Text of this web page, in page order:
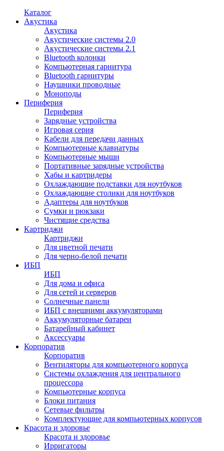
Каталог
Акустика
Акустика
Акустические системы 2.0
Акустические системы 2.1
Bluetooth колонки
Компьютерная гарнитура
Bluetooth гарнитуры
Наушники проводные
Моноподы
Периферия
Периферия
Зарядные устройства
Игровая серия
Кабели для передачи данных
Компьютерные клавиатуры
Компьютерные мыши
Портативные зарядные устройства
Хабы и картридеры
Охлаждающие подставки для ноутбуков
Охлаждающие столики для ноутбуков
Адаптеры для ноутбуков
Сумки и рюкзаки
Чистящие средства
Картриджи
Картриджи
Для цветной печати
Для черно-белой печати
ИБП
ИБП
Для дома и офиса
Для сетей и серверов
Солнечные панели
ИБП с внешними аккумуляторами
Аккумуляторные батареи
Батарейный кабинет
Аксессуары
Корпоратив
Корпоратив
Вентиляторы для компьютерного корпуса
Системы охлаждения для центрального
процессора
Компьютерные корпуса
Блоки питания
Сетевые фильтры
Комплектующие для компьютерных корпусов
Красота и здоровье
Красота и здоровье
Ирригаторы